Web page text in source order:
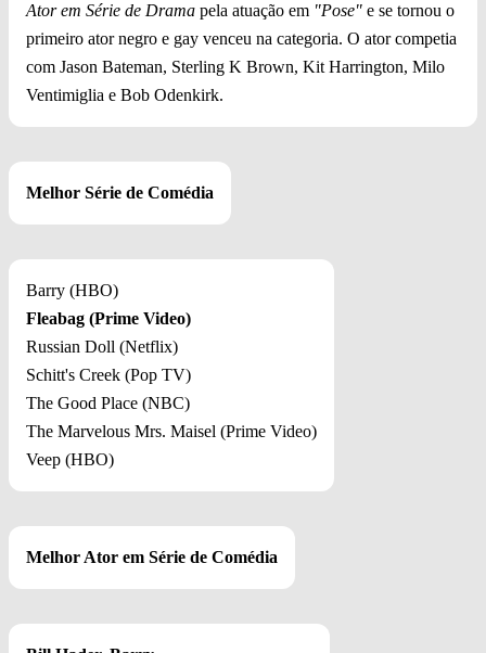
Ator em Série de Drama pela atuação em "Pose" e se tornou o
primeiro ator negro e gay venceu na categoria. O ator competia
com Jason Bateman, Sterling K Brown, Kit Harrington, Milo
Ventimiglia e Bob Odenkirk.
Melhor Série de Comédia
Barry (HBO)
Fleabag (Prime Video)
Russian Doll (Netflix)
Schitt's Creek (Pop TV)
The Good Place (NBC)
The Marvelous Mrs. Maisel (Prime Video)
Veep (HBO)
Melhor Ator em Série de Comédia